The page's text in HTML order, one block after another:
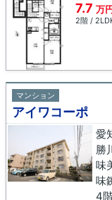
7.7 万
2階 /
マンション
アイワコーポ
愛
勝
味
味
4